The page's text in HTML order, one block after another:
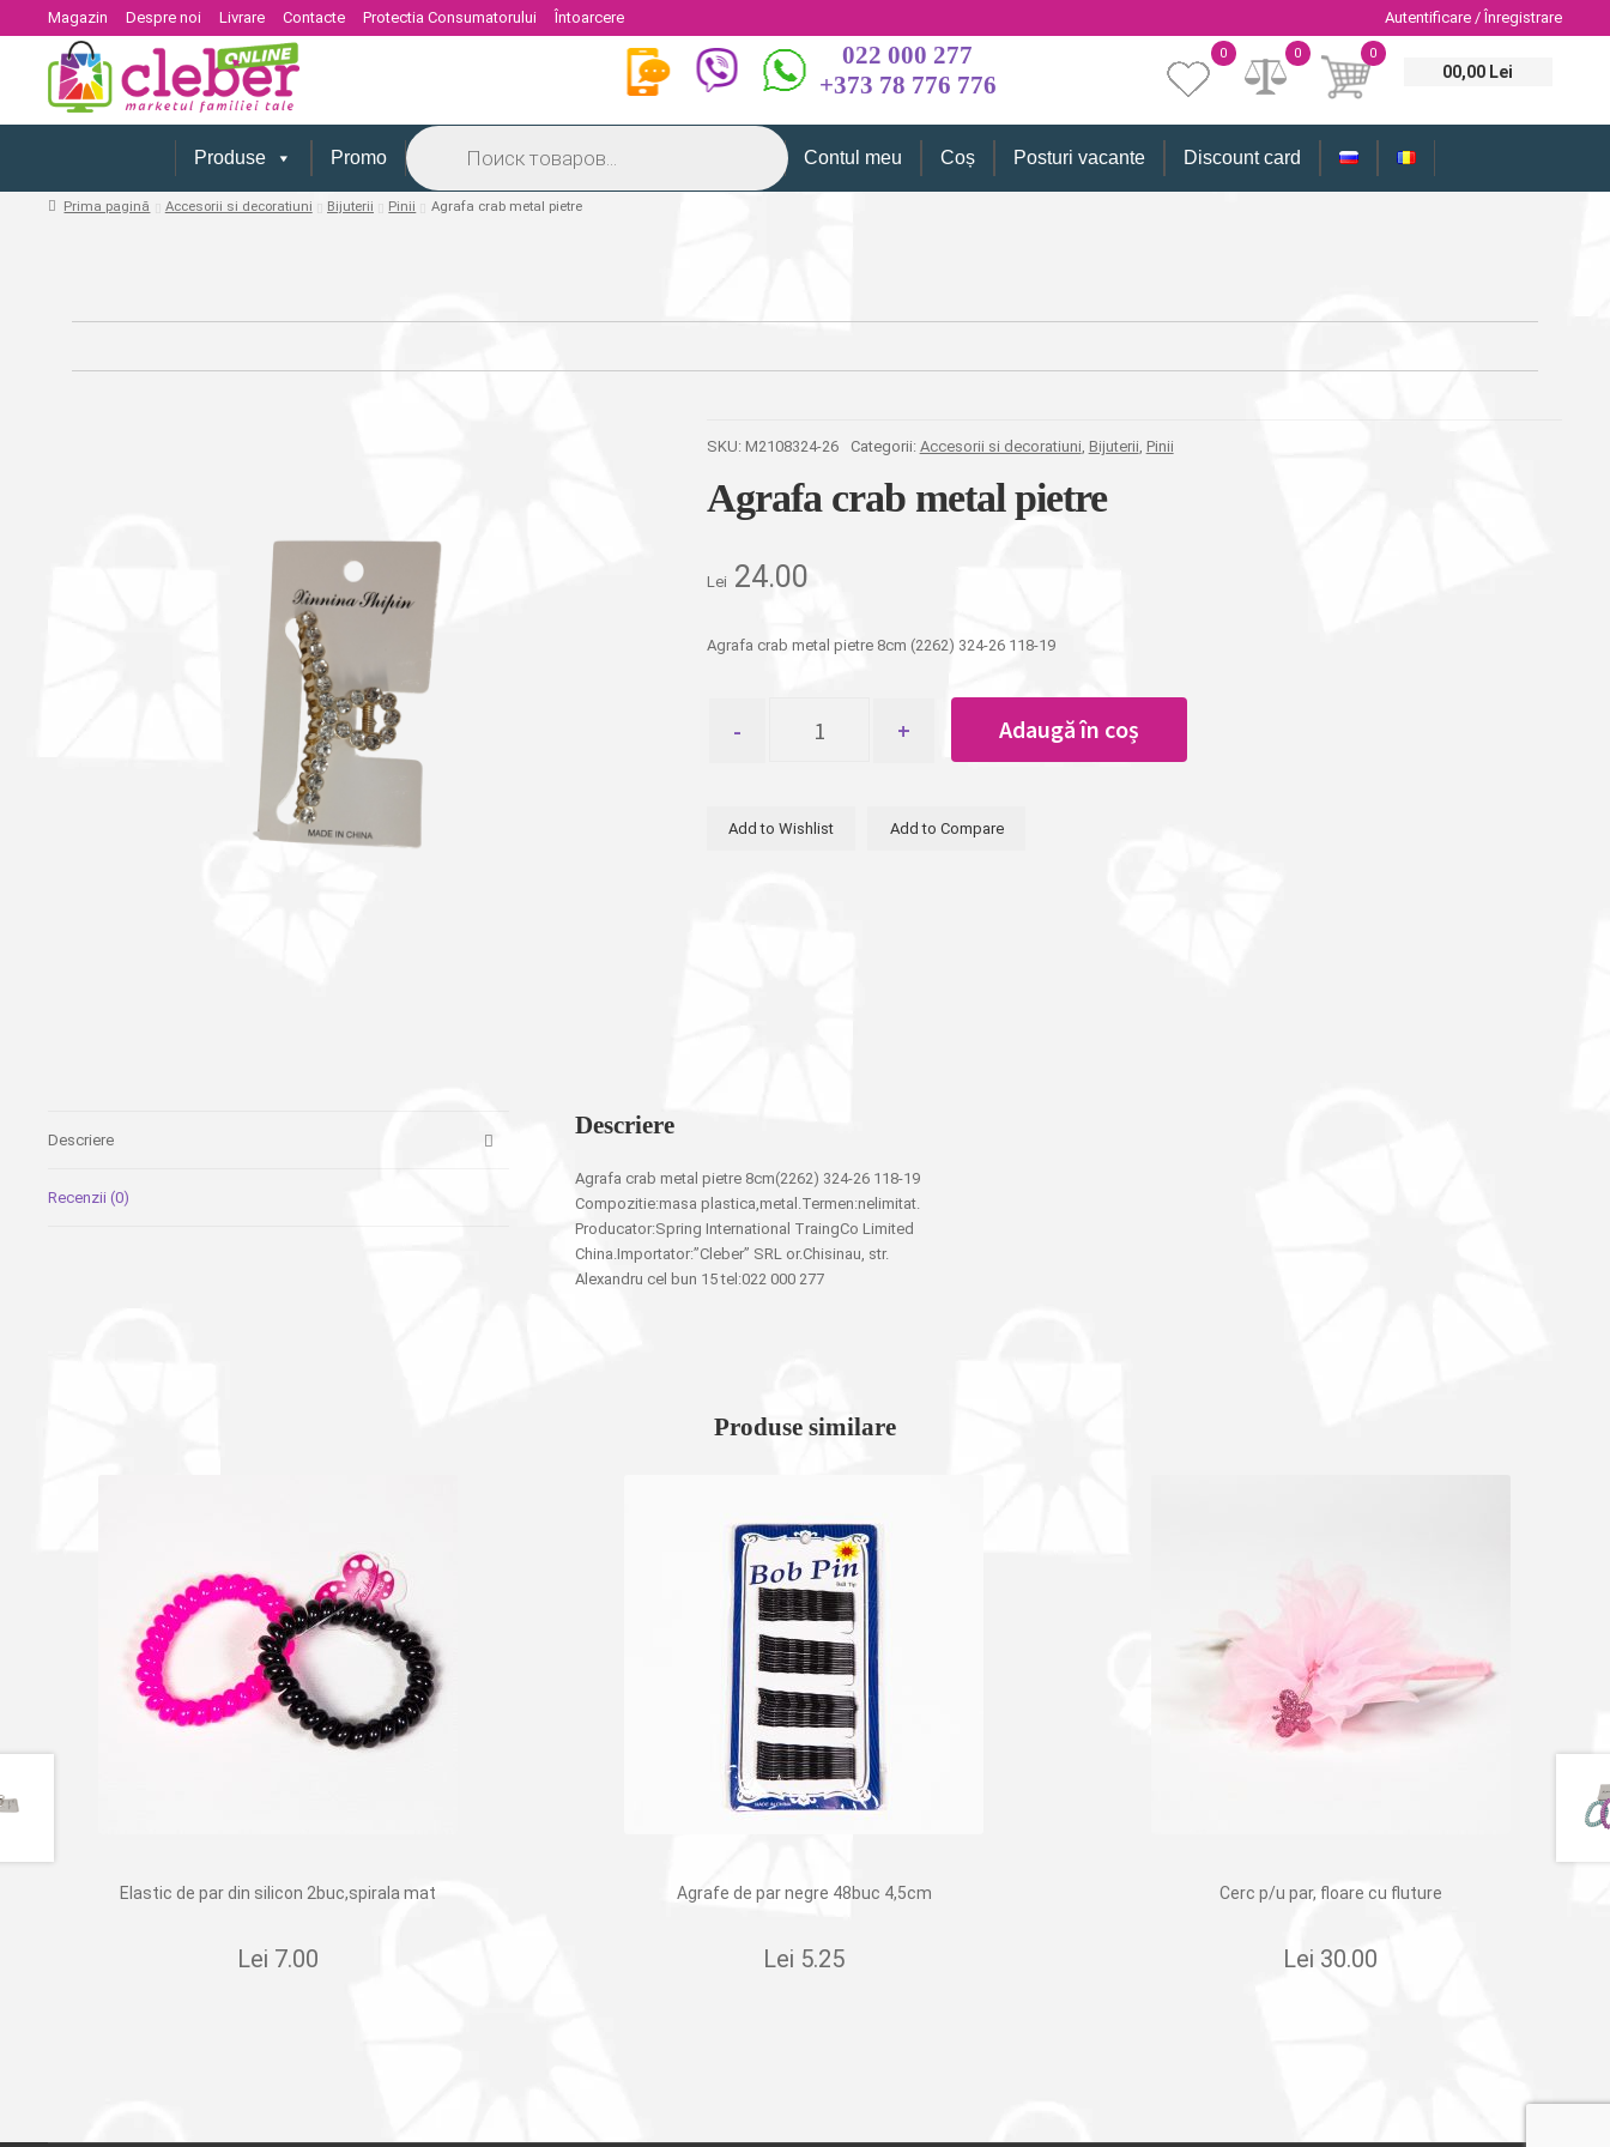
Magazin Despre noi Livrare Contacte Protectia Consumatorului Întoarcere Autentificare / Înregistrare
022 000 277
+373 78 776 776
0
00,00 Lei
0
0
Produse Promo
Products
search
Contul meu Coș Posturi vacante Discount card
Prima pagină Accesorii si decoratiuni Bijuterii Pinii Agrafa crab metal pietre
SKU: M2108324-26 Categorii: Accesorii si decoratiuni, Bijuterii, Pinii
Agrafa crab metal pietre
Lei 24.00
Agrafa crab metal pietre 8cm (2262) 324-26 118-19
Agrafa
Adaugă în coș
Add to Wishlist Add to Compare
Descriere
Recenzii (0)
Descriere
Agrafa crab metal pietre 8cm(2262) 324-26 118-19
Compozitie:masa plastica,metal.Termen:nelimitat.
Producator:Spring International TraingCo Limited
China.Importator:”Cleber” SRL or.Chisinau, str.
Alexandru cel bun 15 tel:022 000 277
Produse similare
Elastic de par din silicon 2buc,spirala mat
Lei 7.00
Agrafe de par negre 48buc 4,5cm
Lei 5.25
Cerc p/u par, floare cu fluture
Lei 30.00